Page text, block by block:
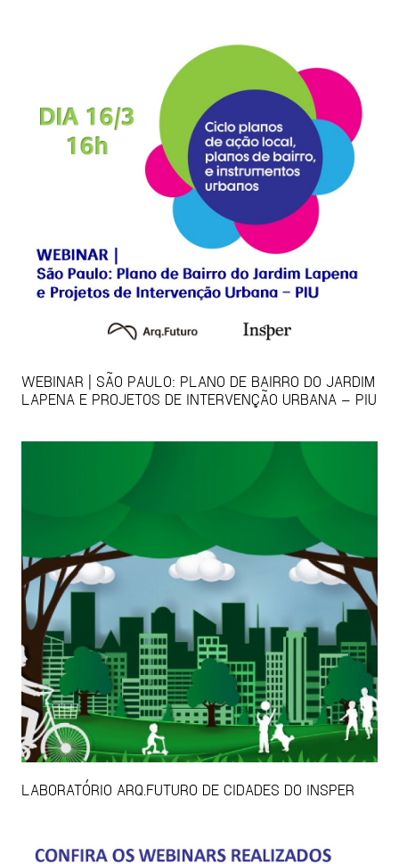
WEBINAR | SÃO PAULO: PLANO DE BAIRRO DO JARDIM
LAPENA E PROJETOS DE INTERVENÇÃO URBANA – PIU
LABORATÓRIO ARQ.FUTURO DE CIDADES DO INSPER